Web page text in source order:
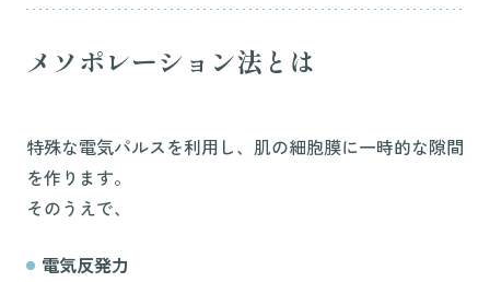
メソポレーション法とは
特殊な電気パルスを利用し、肌の細胞膜に一時的な隙間
を作ります。
そのうえで、
電気反発力